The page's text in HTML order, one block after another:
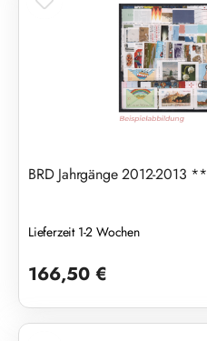
BRD Jahrgänge 2012-2013 **
Lieferzeit 1-2 Wochen
166,50 €